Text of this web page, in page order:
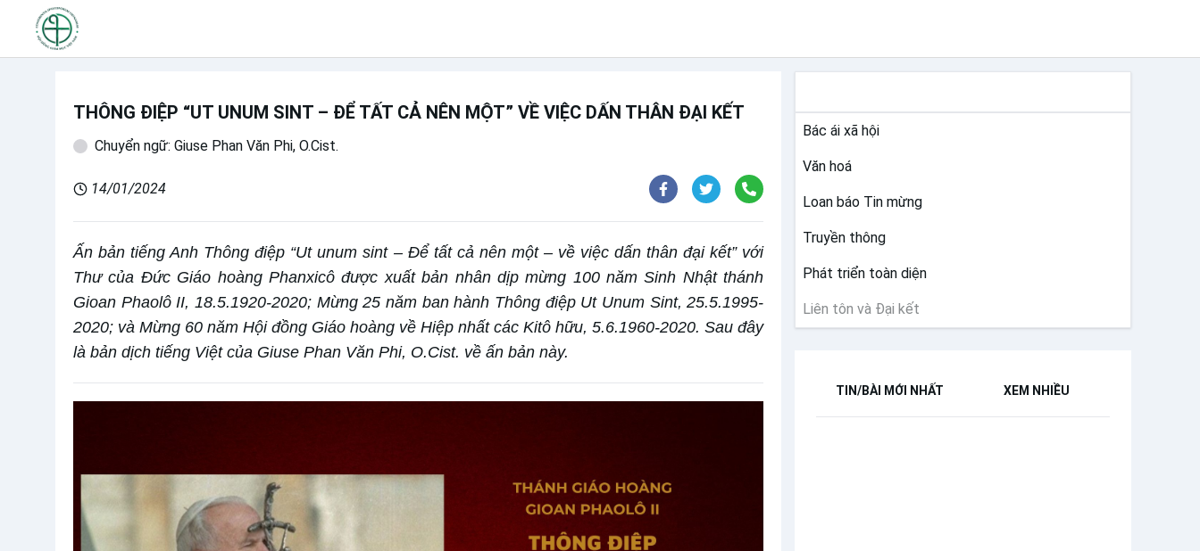
THÔNG ĐIỆP “UT UNUM SINT – ĐỂ TẤT CẢ NÊN MỘT” VỀ VIỆC DẤN THÂN ĐẠI KẾT
Chuyển ngữ: Giuse Phan Văn Phi, O.Cist.
14/01/2024
Ấn bản tiếng Anh Thông điệp “Ut unum sint – Để tất cả nên một – về việc dấn thân đại kết” với
Thư của Đức Giáo hoàng Phanxicô được xuất bản nhân dịp mừng 100 năm Sinh Nhật thánh
Gioan Phaolô II, 18.5.1920-2020; Mừng 25 năm ban hành Thông điệp Ut Unum Sint, 25.5.1995-
2020; và Mừng 60 năm Hội đồng Giáo hoàng về Hiệp nhất các Kitô hữu, 5.6.1960-2020. Sau đây
là bản dịch tiếng Việt của Giuse Phan Văn Phi, O.Cist. về ấn bản này.
Bác ái xã hội
Văn hoá
Loan báo Tin mừng
Truyền thông
Phát triển toàn diện
Liên tôn và Đại kết
TIN/BÀI MỚI NHẤT XEM NHIỀU